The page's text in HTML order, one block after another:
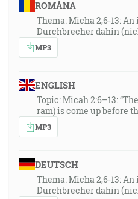
ROMÂNA
Thema: Micha 2,6-13:
Durchbrecher dahin
MP3
ENGLISH
Topic: Micah 2:6–13:
ram) is come up before
MP3
DEUTSCH
Thema: Micha 2,6-13:
Durchbrecher dahin